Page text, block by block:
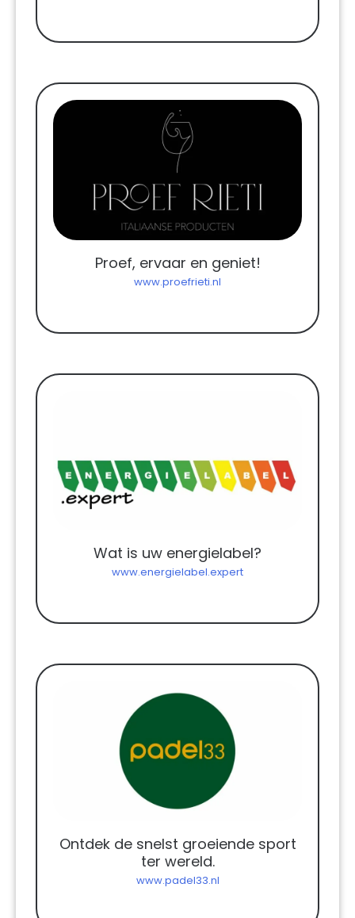
Proef, ervaar en geniet!
www.proefrieti.nl
Wat is uw energielabel?
www.energielabel.expert
Ontdek de snelst groeiende sport
ter wereld.
www.padel33.nl